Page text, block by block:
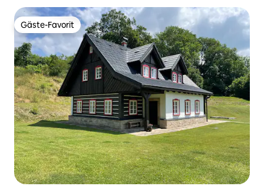
Gäste-Favorit
Gäste-Favorit